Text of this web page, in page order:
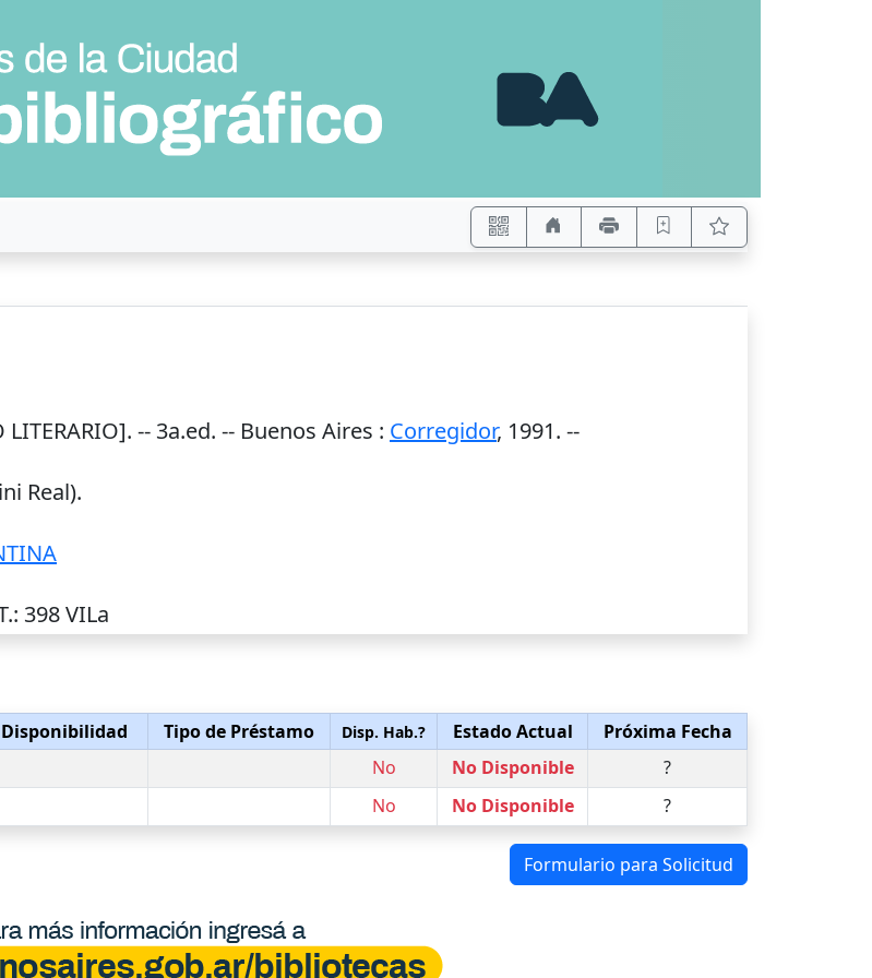
LITERARIO]. -- 3a.ed. -- Buenos Aires : Corregidor, 1991. --
Real).
: 398 VILa
Disponibilidad Tipo de Préstamo Disp. Hab.? Estado Actual
Próxima Fecha
No No Disponible
?
No No Disponible ?
Formulario para Solicitud